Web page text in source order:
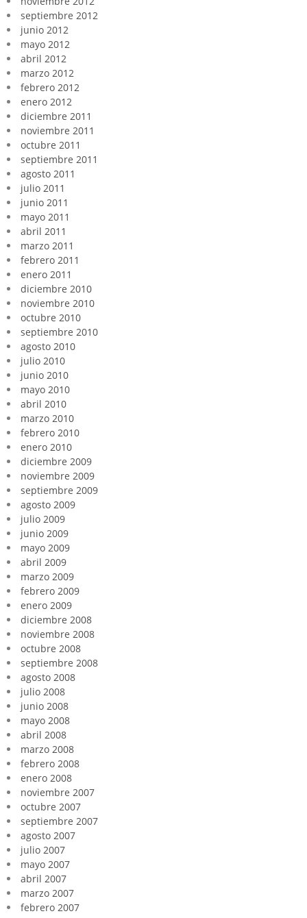
septiembre 2012
junio 2012
mayo 2012
abril 2012
marzo 2012
febrero 2012
enero 2012
diciembre 2011
noviembre 2011
octubre 2011
septiembre 2011
agosto 2011
julio 2011
junio 2011
mayo 2011
abril 2011
marzo 2011
febrero 2011
enero 2011
diciembre 2010
noviembre 2010
octubre 2010
septiembre 2010
agosto 2010
julio 2010
junio 2010
mayo 2010
abril 2010
marzo 2010
febrero 2010
enero 2010
diciembre 2009
noviembre 2009
septiembre 2009
agosto 2009
julio 2009
junio 2009
mayo 2009
abril 2009
marzo 2009
febrero 2009
enero 2009
diciembre 2008
noviembre 2008
octubre 2008
septiembre 2008
agosto 2008
julio 2008
junio 2008
mayo 2008
abril 2008
marzo 2008
febrero 2008
enero 2008
noviembre 2007
octubre 2007
septiembre 2007
agosto 2007
julio 2007
mayo 2007
abril 2007
marzo 2007
febrero 2007